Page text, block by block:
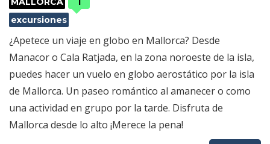
excursiones
¿Apetece un viaje en globo en Mallorca? Desde
Manacor o Cala Ratjada, en la zona noroeste de la isla,
puedes hacer un vuelo en globo aerostático por la isla
de Mallorca. Un paseo romántico al amanecer o como
una actividad en grupo por la tarde. Disfruta de
Mallorca desde lo alto ¡Merece la pena!